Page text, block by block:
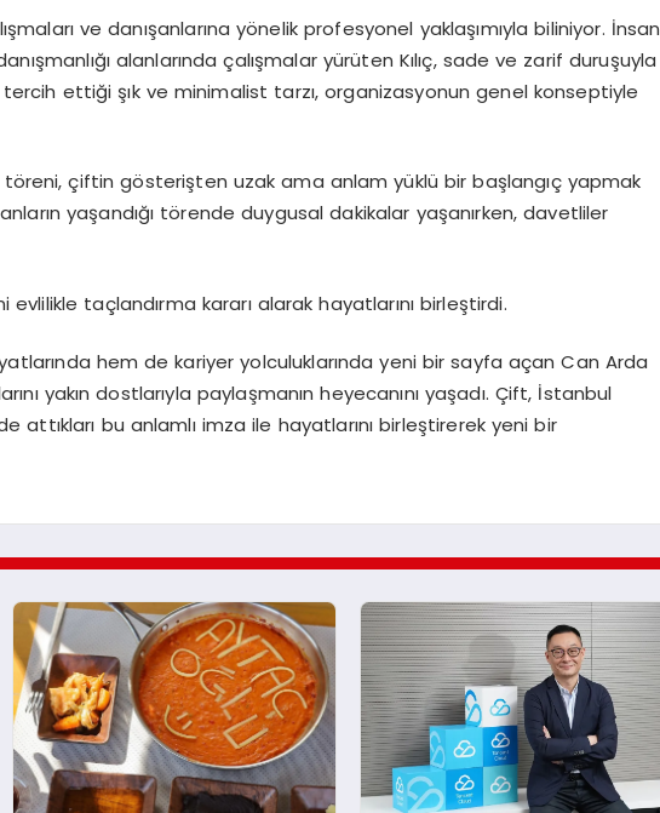
ve danışanlarına yönelik profesyonel yaklaşımıyla biliniyor. İnsan
alanlarında çalışmalar yürüten Kılıç, sade ve zarif duruşuyla
ettiği şık ve minimalist tarzı, organizasyonun genel konseptiyle
çiftin gösterişten uzak ama anlam yüklü bir başlangıç yapmak
yaşandığı törende duygusal dakikalar yaşanırken, davetliler
taçlandırma kararı alarak hayatlarını birleştirdi.
hem de kariyer yolculuklarında yeni bir sayfa açan Can Arda
yakın dostlarıyla paylaşmanın heyecanını yaşadı. Çift, İstanbul
attıkları bu anlamlı imza ile hayatlarını birleştirerek yeni bir